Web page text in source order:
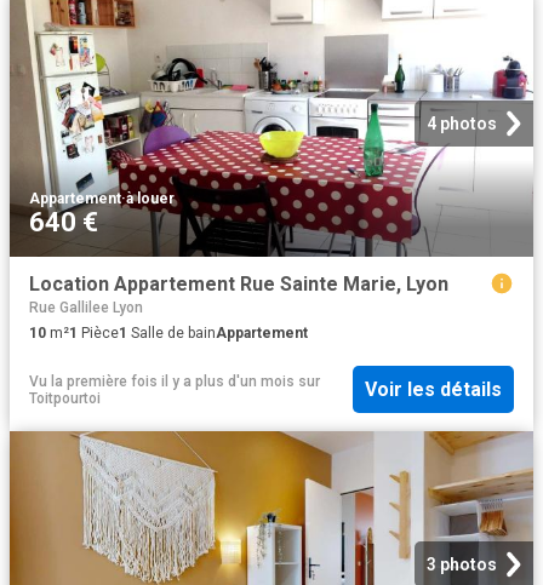
4 photos
Appartement·à louer
640 €
Location Appartement Rue Sainte Marie, Lyon
Rue Gallilee Lyon
10 m²1 Pièce1 Salle de bainAppartement
Vu la première fois il y a plus d'un mois sur
Toitpourtoi
Voir les détails
3 photos